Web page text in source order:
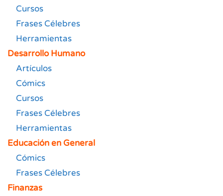
Cursos
Frases Célebres
Herramientas
Desarrollo Humano
Artículos
Cómics
Cursos
Frases Célebres
Herramientas
Educación en General
Cómics
Frases Célebres
Finanzas